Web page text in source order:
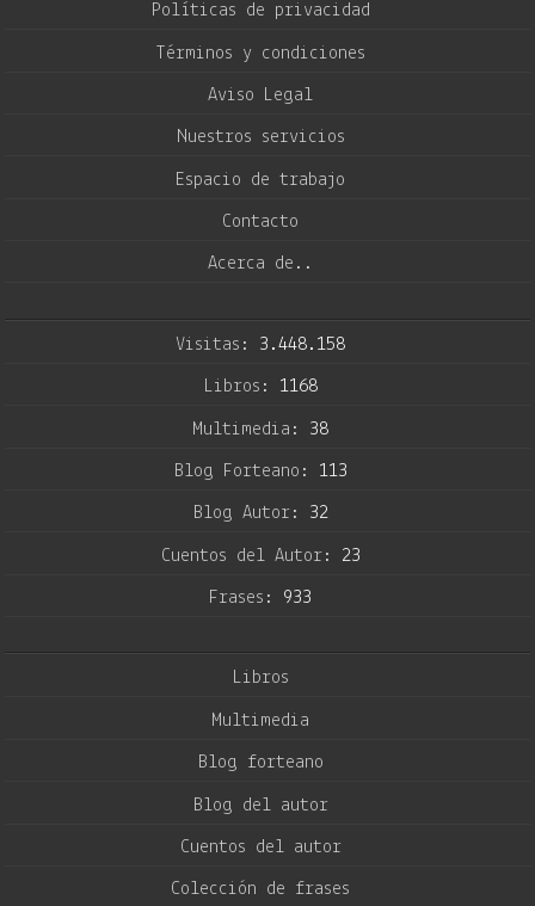
Políticas de privacidad
Términos y condiciones
Aviso Legal
Nuestros servicios
Espacio de trabajo
Contacto
Acerca de..
Visitas: 3.448.158
Libros: 1168
Multimedia: 38
Blog Forteano: 113
Blog Autor: 32
Cuentos del Autor: 23
Frases: 933
Libros
Multimedia
Blog forteano
Blog del autor
Cuentos del autor
Colección de frases